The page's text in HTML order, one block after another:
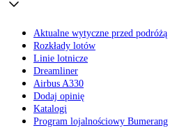
Aktualne wytyczne przed podróżą
Rozkłady lotów
Linie lotnicze
Dreamliner
Airbus A330
Dodaj opinię
Katalogi
Program lojalnościowy Bumerang